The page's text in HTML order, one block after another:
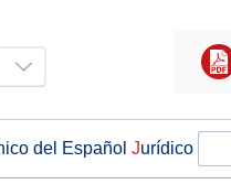
del Español Jurídico